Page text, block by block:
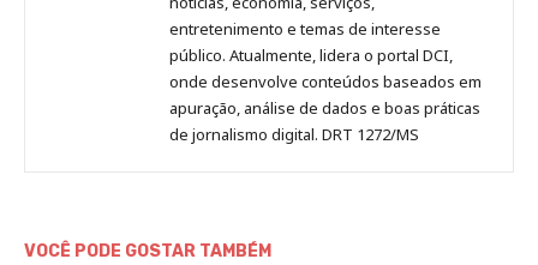
entretenimento e temas de interesse
público. Atualmente, lidera o portal DCI,
onde desenvolve conteúdos baseados em
apuração, análise de dados e boas práticas
de jornalismo digital. DRT 1272/MS
VOCÊ PODE GOSTAR TAMBÉM